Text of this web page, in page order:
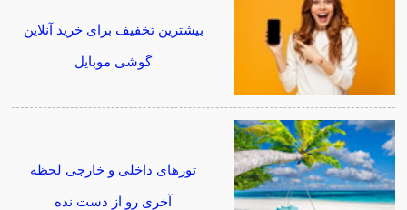
بیشترین تخفیف برای خرید آنلاین
گوشی موبایل
تورهای داخلی و خارجی لحظه
آخری رو از دست نده